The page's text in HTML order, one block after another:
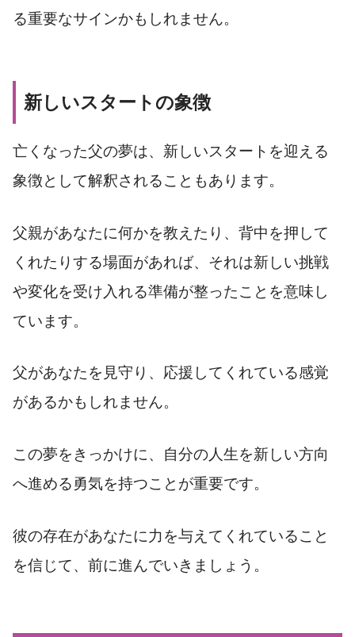
る重要なサインかもしれません。
新しいスタートの象徴
亡くなった父の夢は、新しいスタートを迎える
象徴として解釈されることもあります。
父親があなたに何かを教えたり、背中を押して
くれたりする場面があれば、それは新しい挑戦
や変化を受け入れる準備が整ったことを意味し
ています。
父があなたを見守り、応援してくれている感覚
があるかもしれません。
この夢をきっかけに、自分の人生を新しい方向
へ進める勇気を持つことが重要です。
彼の存在があなたに力を与えてくれていること
を信じて、前に進んでいきましょう。